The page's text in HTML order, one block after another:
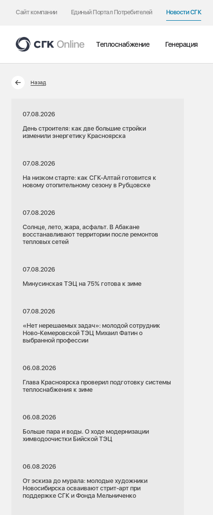
Сайт компании Единый Портал Потребителей Новости СГК
Теплоснабжение Генерация
Назад
07.08.2026
День строителя: как две большие стройки
изменили энергетику Красноярска
07.08.2026
На низком старте: как СГК-Алтай готовится к
новому отопительному сезону в Рубцовске
07.08.2026
Солнце, лето, жара, асфальт. В Абакане
восстанавливают территории после ремонтов
тепловых сетей
07.08.2026
Минусинская ТЭЦ на 75% готова к зиме
07.08.2026
«Нет нерешаемых задач»: молодой сотрудник
Ново-Кемеровской ТЭЦ Михаил Фатин о
выбранной профессии
06.08.2026
Глава Красноярска проверил подготовку системы
теплоснабжения к зиме
06.08.2026
Больше пара и воды. О ходе модернизации
химводоочистки Бийской ТЭЦ
06.08.2026
От эскиза до мурала: молодые художники
Новосибирска осваивают стрит-арт при
поддержке СГК и Фонда Мельниченко